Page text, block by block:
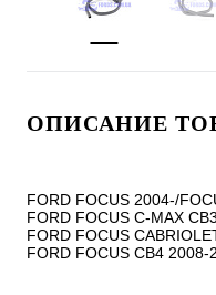
ОПИСАНИЕ
FORD FOCUS 2004-/
FORD FOCUS C-MAX
FORD FOCUS
FORD FOCUS CB4 2008-